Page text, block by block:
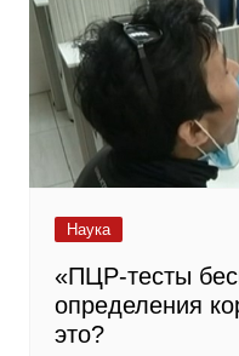
Наука
«ПЦР-тесты
определения
это?